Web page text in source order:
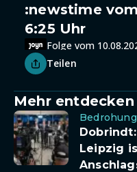
:newstime
6:25 Uhr
Folge vom
Teilen
Mehr entdecken
Leipzig